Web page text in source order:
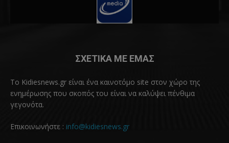
ΣΧΕΤΙΚΑ ΜΕ ΕΜΑΣ
Το Kidiesnews.gr είναι ένα καινοτόμο site στον χώρο της
ενημέρωσης που σκοπός του είναι να καλύψει πένθιμα
γεγονότα.
Επικοινωνήστε : info@kidiesnews.gr